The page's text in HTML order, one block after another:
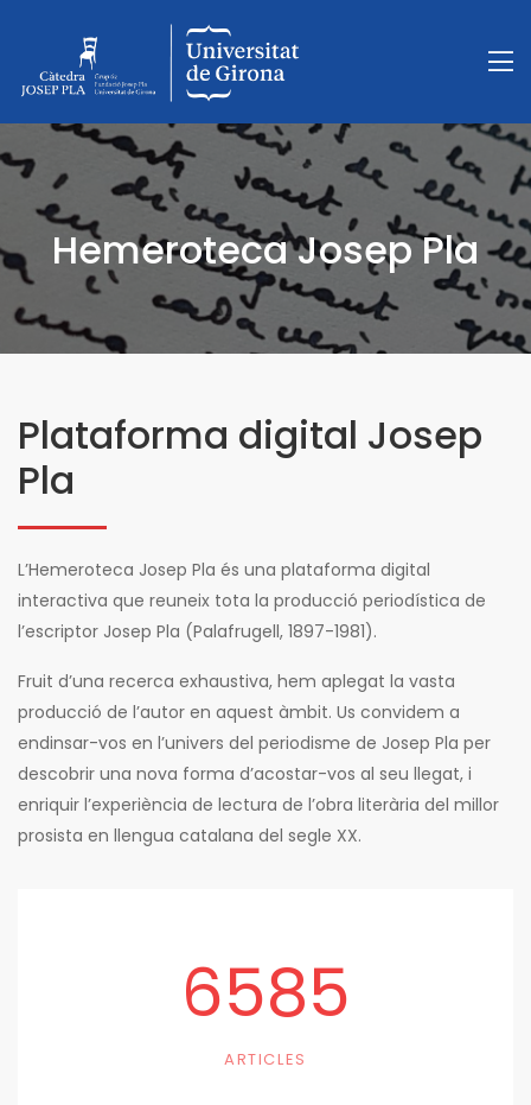
Hemeroteca Josep Pla
Plataforma digital Josep
Pla
L’Hemeroteca Josep Pla és una plataforma digital
interactiva que reuneix tota la producció periodística de
l’escriptor Josep Pla (Palafrugell, 1897-1981).
Fruit d’una recerca exhaustiva, hem aplegat la vasta
producció de l’autor en aquest àmbit. Us convidem a
endinsar-vos en l’univers del periodisme de Josep Pla per
descobrir una nova forma d’acostar-vos al seu llegat, i
enriquir l’experiència de lectura de l’obra literària del millor
prosista en llengua catalana del segle XX.
6585
ARTICLES